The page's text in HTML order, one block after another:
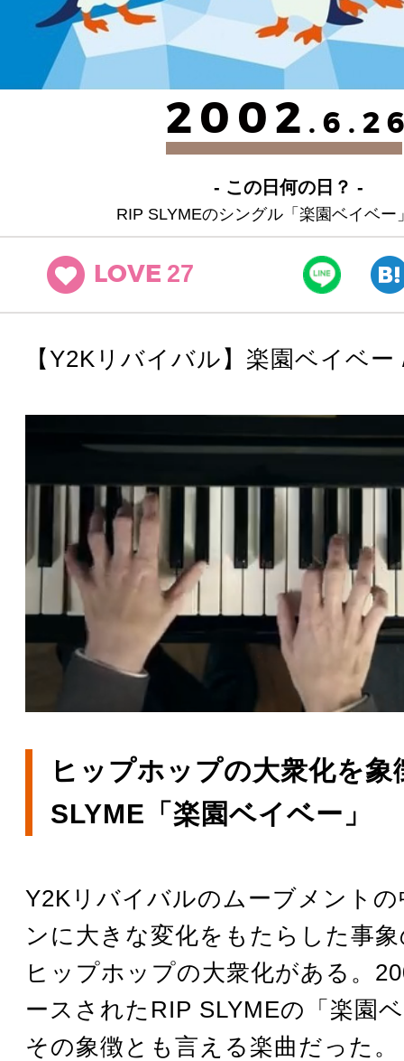
2002
- この日何の日？ -
RIP SLYMEのシングル「楽園ベイベー
LOVE 27
【Y2Kリバイバル】楽園ベイベ
ヒップホップの大衆化を象
SLYME「楽園ベイベー」
Y2Kリバイバルのムーブメント
ンに大きな変化をもたらした事
ヒップホップの大衆化がある。
ースされたRIP SLYMEの「楽園
その象徴とも言える楽曲だった。